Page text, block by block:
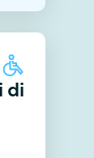
di